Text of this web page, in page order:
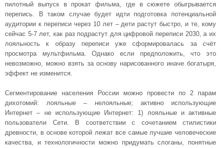
пилотный выпуск в прокат фильма, где в сюжете обыгрывается
перепись. В таком случае будет идти подготовка потенциальной
аудитории к переписи через 10 лет – дети растут быстро, и те, кому
сейчас 5-7 лет, как раз подрастут для цифровой переписи 2030, а их
лояльность к образу переписи уже сформировалась за счёт
просмотра мультфильма. Однако если предположить, что это
невозможно, можно взять за основу нарисованного иначе богатыря,
эффект не изменится.
Сегментирование населения России можно провести по 2 парам
дихотомий: лояльные – нелояльные; активно использующие
Интернет – не использующие Интернет: 1) лояльные и активные
пользователи Сети. В соответствии с сочетанием стилистики
древности, в основе которой лежат все самые лучшие человеческие
качества, и технологичности можно придумать слоганы, понятные